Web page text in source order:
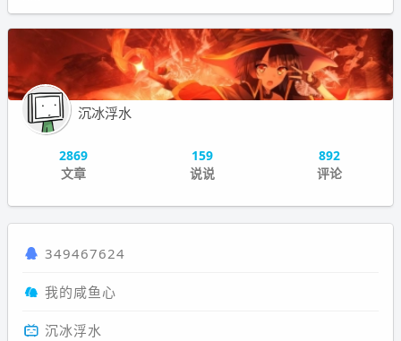
沉冰浮水
2869
文章
159
说说
892
评论
349467624
我的咸鱼心
沉冰浮水